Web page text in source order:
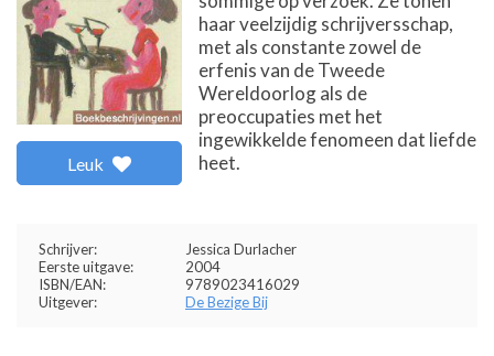
Leuk
haar veelzijdig schrijversschap,
met als constante zowel de
erfenis van de Tweede
Wereldoorlog als de
preoccupaties met het
ingewikkelde fenomeen dat liefde
heet.
Schrijver:
Jessica Durlacher
Eerste uitgave:
2004
ISBN/EAN:
9789023416029
Uitgever:
De Bezige Bij